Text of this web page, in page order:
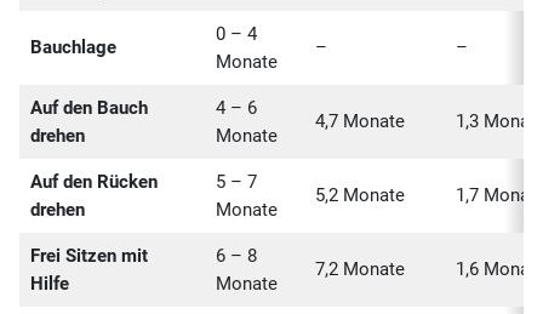
Bauchlage
0 – 4
Monate
– –
Auf den Bauch
drehen
4 – 6
Monate
4,7 Monate 1,3
Auf den Rücken
drehen
5 – 7
Monate
5,2 Monate 1,7
Frei Sitzen mit
Hilfe
6 – 8
Monate
7,2 Monate 1,6